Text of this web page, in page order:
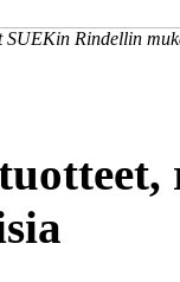
SUEKin Rindellin